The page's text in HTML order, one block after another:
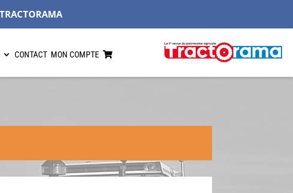
TRACTORAMA
CONTACT MON COMPTE